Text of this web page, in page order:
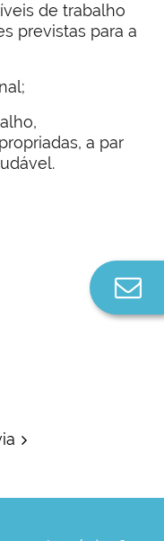
de trabalho
previstas para a
a par